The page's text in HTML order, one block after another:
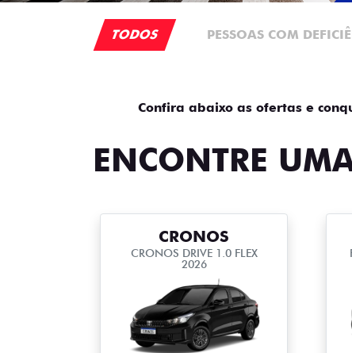
TODOS PESSOAS COM
Confira abaixo as ofertas e
ENCONTRE
CRONOS
CRONOS DRIVE 1.0 FLEX
2026